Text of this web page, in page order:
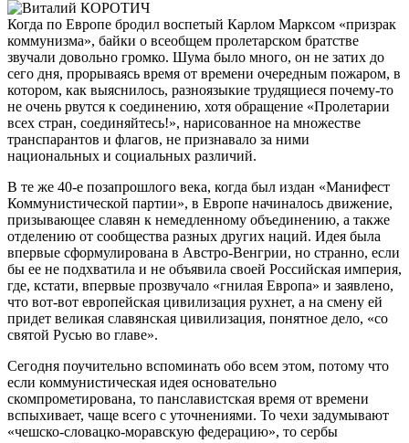
Когда по Европе бродил воспетый Карлом Марксом «призрак
коммунизма», байки о всеобщем пролетарском братстве
звучали довольно громко. Шума было много, он не затих до
сего дня, прорываясь время от времени очередным пожаром, в
котором, как выяснилось, разноязыкие трудящиеся почему-то
не очень рвутся к соединению, хотя обращение «Пролетарии
всех стран, соединяйтесь!», нарисованное на множестве
транспарантов и флагов, не признавало за ними
национальных и социальных различий.
В те же 40-е позапрошлого века, когда был издан «Манифест
Коммунистической партии», в Европе начиналось движение,
призывающее славян к немедленному объединению, а также
отделению от сообщества разных других наций. Идея была
впервые сформулирована в Австро-Венгрии, но странно, если
бы ее не подхватила и не объявила своей Российская империя,
где, кстати, впервые прозвучало «гнилая Европа» и заявлено,
что вот-вот европейская цивилизация рухнет, а на смену ей
придет великая славянская цивилизация, понятное дело, «со
святой Русью во главе».
Сегодня поучительно вспоминать обо всем этом, потому что
если коммунистическая идея основательно
скомпрометирована, то панславистская время от времени
вспыхивает, чаще всего с уточнениями. То чехи задумывают
«чешско-словацко-моравскую федерацию», то сербы